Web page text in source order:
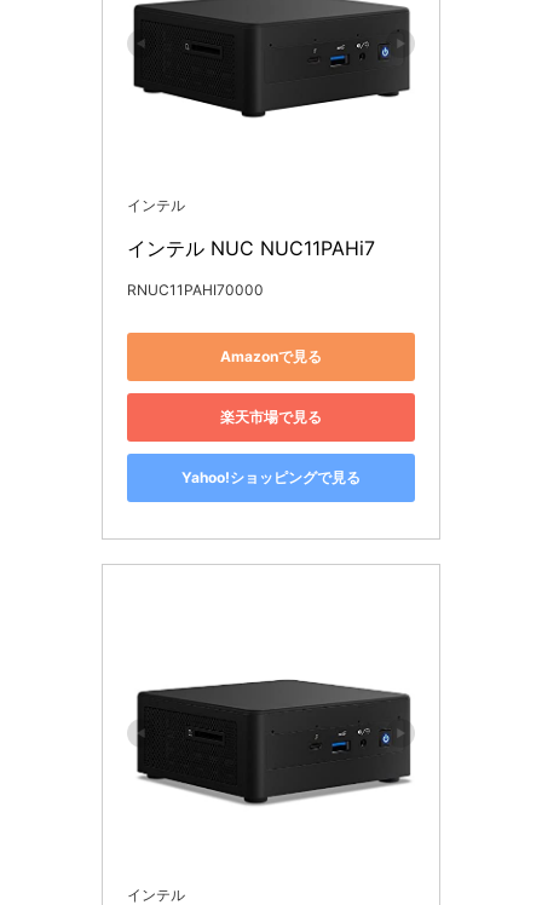
インテル
インテル NUC NUC11PAHi7
RNUC11PAHI70000
Amazonで見る
楽天市場で見る
Yahoo!ショッピングで見る
インテル